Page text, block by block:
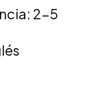
2-5